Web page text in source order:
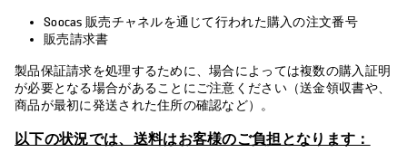
Soocas 販売チャネルを通じて行われた購入の注文番号
販売請求書
製品保証請求を処理するために、場合によっては複数の購入証明
が必要となる場合があることにご注意ください（送金領収書や、
商品が最初に発送された住所の確認など）。
以下の状況では、送料はお客様のご負担となります：